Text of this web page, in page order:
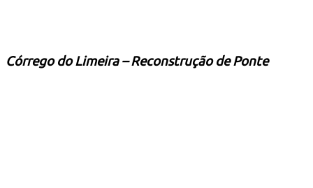
Córrego do Limeira –Reconstrução de Ponte